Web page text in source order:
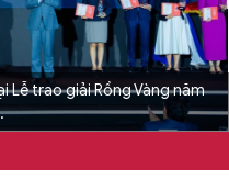
Lễ trao giải Rồng Vàng năm